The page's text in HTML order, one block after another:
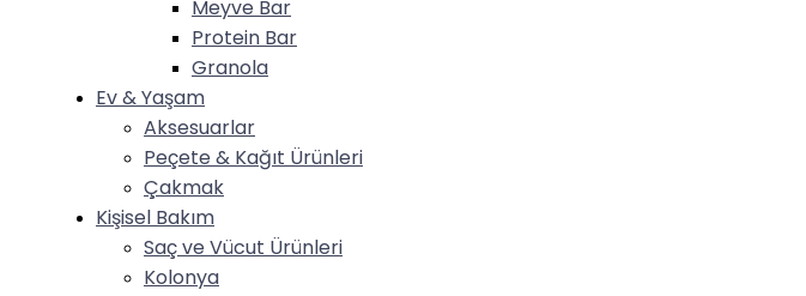
Meyve Bar
Protein Bar
Granola
Ev & Yaşam
Aksesuarlar
Peçete & Kağıt Ürünleri
Çakmak
Kişisel Bakım
Saç ve Vücut Ürünleri
Kolonya